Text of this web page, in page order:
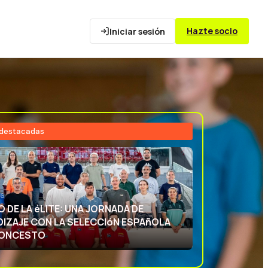
Iniciar sesión Hazte socio
DEPORTIVA: APRENDIENDO CON
ESPAñOLA DE BALONCESTO